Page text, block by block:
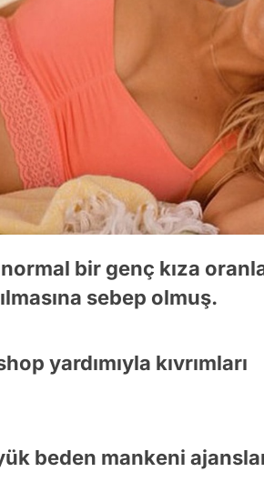
bir genç kıza
sebep olmuş.
yardımıyla kıvrımları
beden mankeni